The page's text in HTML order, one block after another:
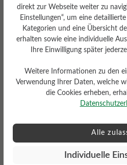
Average rating
Geben Sie eine
Teilen Sie Ihre
Produkt mit anderen
direkt zur Webseite weiter zu
Einstellungen“, um eine
Kategorien und eine Übersicht
erhalten sowie eine individuelle
Ihre Einwilligung später
Weitere Informationen zu den
Verwendung Ihrer Daten, welche
die Cookies erheben,
Alle
Individuelle